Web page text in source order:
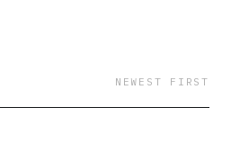
NEWEST FIRST